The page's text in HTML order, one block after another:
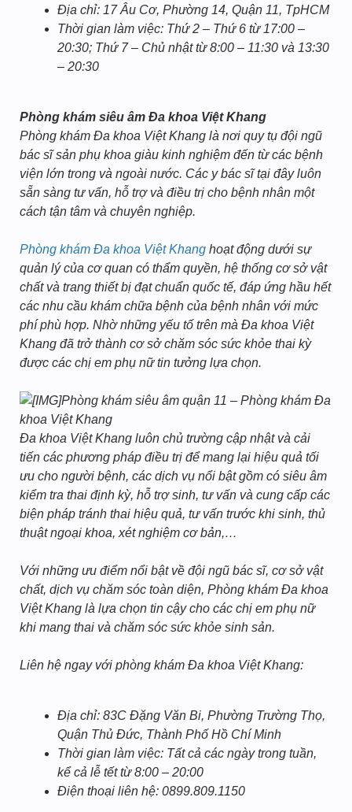
Địa chỉ: 17 Âu Cơ, Phường 14, Quận 11, TpHCM
Thời gian làm việc: Thứ 2 – Thứ 6 từ 17:00 –
20:30; Thứ 7 – Chủ nhật từ 8:00 – 11:30 và 13:30
– 20:30
Phòng khám siêu âm Đa khoa Việt Khang
Phòng khám Đa khoa Việt Khang là nơi quy tụ đội ngũ
bác sĩ sản phụ khoa giàu kinh nghiệm đến từ các bệnh
viện lớn trong và ngoài nước. Các y bác sĩ tại đây luôn
sẵn sàng tư vấn, hỗ trợ và điều trị cho bệnh nhân một
cách tận tâm và chuyên nghiệp.
Phòng khám Đa khoa Việt Khang hoạt động dưới sự
quản lý của cơ quan có thẩm quyền, hệ thống cơ sở vật
chất và trang thiết bị đạt chuẩn quốc tế, đáp ứng hầu hết
các nhu cầu khám chữa bệnh của bệnh nhân với mức
phí phù hợp. Nhờ những yếu tố trên mà Đa khoa Việt
Khang đã trở thành cơ sở chăm sóc sức khỏe thai kỳ
được các chị em phụ nữ tin tưởng lựa chọn.
Phòng khám siêu âm quận 11 – Phòng khám Đa
khoa Việt Khang
Đa khoa Việt Khang luôn chủ trường cập nhật và cải
tiến các phương pháp điều trị để mang lại hiệu quả tối
ưu cho người bệnh, các dịch vụ nổi bật gồm có siêu âm
kiểm tra thai định kỳ, hỗ trợ sinh, tư vấn và cung cấp các
biện pháp tránh thai hiệu quả, tư vấn trước khi sinh, thủ
thuật ngoại khoa, xét nghiệm cơ bản,…
Với những ưu điểm nổi bật về đội ngũ bác sĩ, cơ sở vật
chất, dịch vụ chăm sóc toàn diện, Phòng khám Đa khoa
Việt Khang là lựa chọn tin cậy cho các chị em phụ nữ
khi mang thai và chăm sóc sức khỏe sinh sản.
Liên hệ ngay với phòng khám Đa khoa Việt Khang:
Địa chỉ: 83C Đặng Văn Bi, Phường Trường Thọ,
Quận Thủ Đức, Thành Phố Hồ Chí Minh
Thời gian làm việc: Tất cả các ngày trong tuần,
kể cả lễ tết từ 8:00 – 20:00
Điện thoại liên hệ: 0899.809.1150